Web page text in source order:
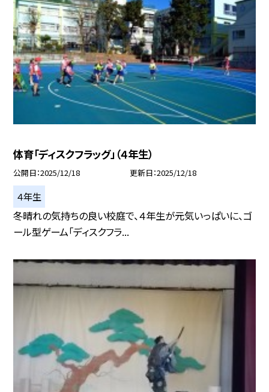
体育「ディスクフラッグ」（４年生）
公開日 2025/12/18 更新日 2025/12/18
４年生
冬晴れの気持ちの良い校庭で、４年生が元気いっぱいに、ゴ
ール型ゲーム「ディスクフラ...